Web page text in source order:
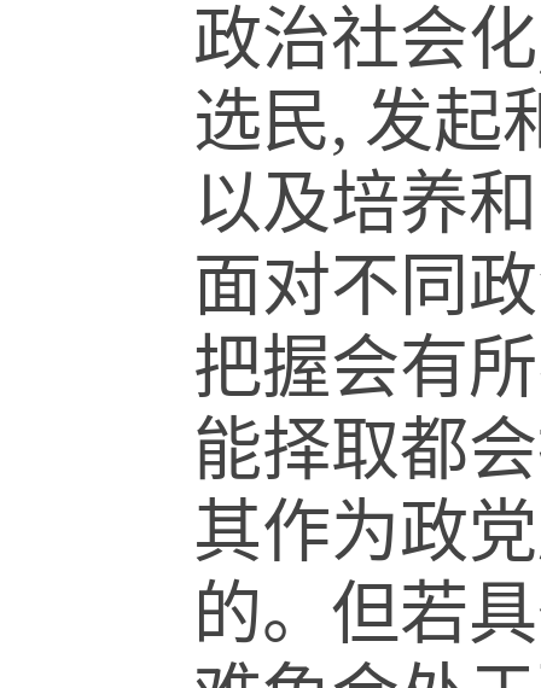
政治社会
选民, 发起
以及培养
面对不同
把握会有
能择取都
其作为政
的。但若